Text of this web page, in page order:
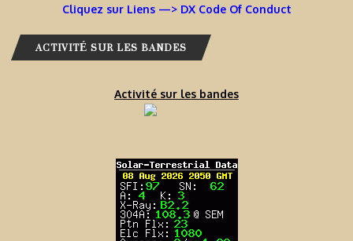
Cliquez sur Liens —> DX Code Of Conduct
ACTIVITÉ SUR LES BANDES
Activité sur les bandes